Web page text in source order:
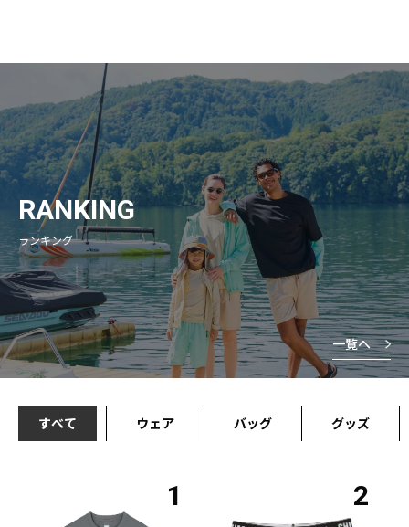
RANKING
ランキング
一覧へ
すべて ウェア バッグ グッズ